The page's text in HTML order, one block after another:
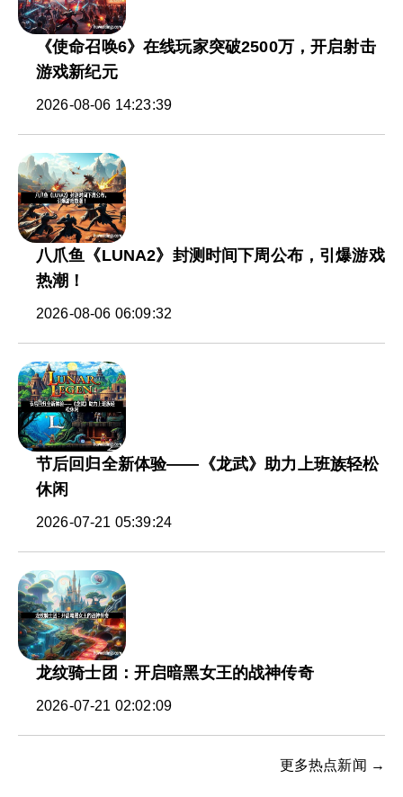
《使命召唤6》在线玩家突破2500万，开启射击
游戏新纪元
2026-08-06 14:23:39
八爪鱼《LUNA2》封测时间下周公布，引爆游戏
热潮！
2026-08-06 06:09:32
节后回归全新体验——《龙武》助力上班族轻松
休闲
2026-07-21 05:39:24
龙纹骑士团：开启暗黑女王的战神传奇
2026-07-21 02:02:09
更多热点新闻 →